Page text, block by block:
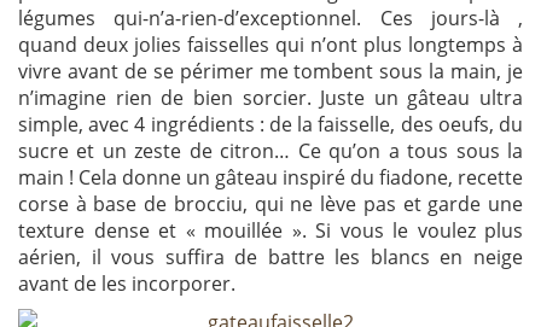
légumes qui-n’a-rien-d’exceptionnel. Ces jours-là ,
quand deux jolies faisselles qui n’ont plus longtemps à
vivre avant de se périmer me tombent sous la main, je
n’imagine rien de bien sorcier. Juste un gâteau ultra
simple, avec 4 ingrédients : de la faisselle, des oeufs, du
sucre et un zeste de citron… Ce qu’on a tous sous la
main ! Cela donne un gâteau inspiré du fiadone, recette
corse à base de brocciu, qui ne lève pas et garde une
texture dense et « mouillée ». Si vous le voulez plus
aérien, il vous suffira de battre les blancs en neige
avant de les incorporer.